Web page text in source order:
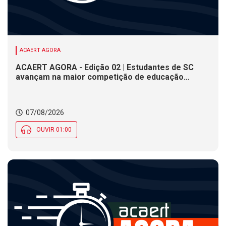
ACAERT AGORA
ACAERT AGORA - Edição 02 | Estudantes de SC
avançam na maior competição de educação
Social nesta sexta (7)
07/08/2026
OUVIR 01:00